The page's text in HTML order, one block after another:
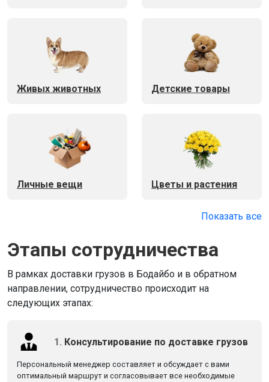
Живых животных Детские товары
Личные вещи Цветы и растения
Показать все
Этапы сотрудничества
В рамках доставки грузов в Бодайбо и в обратном
направлении, сотрудничество происходит на
следующих этапах:
1. Консультирование по доставке грузов
Персональный менеджер составляет и обсуждает с вами
оптимальный маршрут и согласовывает все необходимые